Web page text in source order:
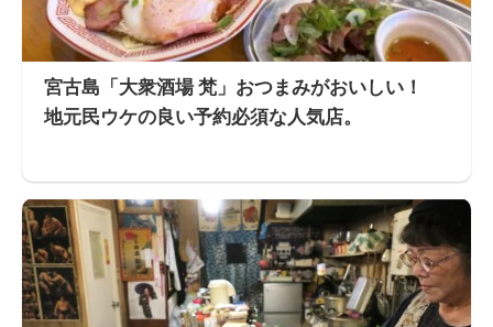
宮古島「大衆酒場 梵」おつまみがおいしい！
地元民ウケの良い予約必須な人気店。